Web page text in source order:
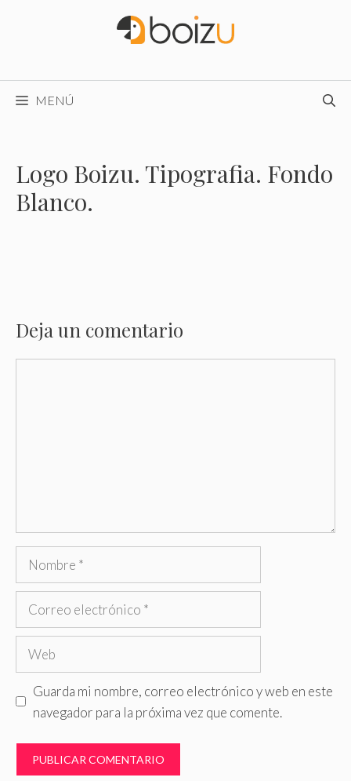
MENÚ
Logo Boizu. Tipografia. Fondo
Blanco.
Deja un comentario
Nombre
Correo
Web
Guarda mi nombre, correo electrónico y web en este
navegador para la próxima vez que comente.